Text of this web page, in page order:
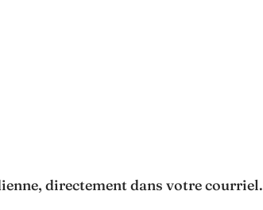
directement dans votre courriel.